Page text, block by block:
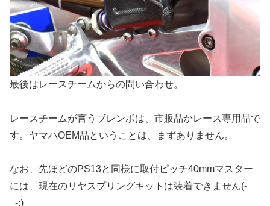
最後はレースチームからの問い合わせ。
レースチームが言うブレンボは、市販品かレース専用品で
す。ヤマハOEM品ということは、まずありません。
なお、先ほどのPS13と同様に取付ピッチ40mmマスター
には、現在のリヤスプリングキットは装着できません(-
_-;)